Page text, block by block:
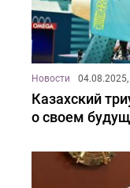
Новости
Казахский
о своем